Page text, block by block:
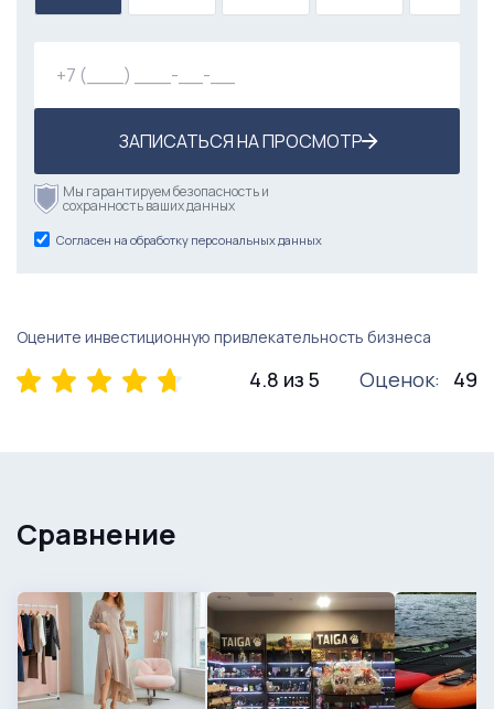
ЗАПИСАТЬСЯ НА ПРОСМОТР
Мы гарантируем безопасность и
сохранность ваших данных
Согласен на обработку персональных данных
Оцените инвестиционную привлекательность бизнеса
4.8 из 5 Оценок: 49
Сравнение